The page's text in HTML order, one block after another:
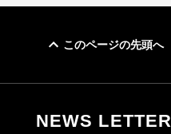
型を発売
FASHION
このページの先頭へ
NEWS LETTER